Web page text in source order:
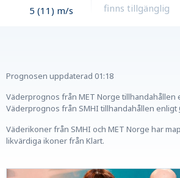
5 (11) m/s
finns tillgänglig
Prognosen uppdaterad 01:18
Väderprognos från MET Norge tillhandahållen
Väderprognos från SMHI tillhandahållen enligt
Väderikoner från SMHI och MET Norge har
likvärdiga ikoner från Klart.